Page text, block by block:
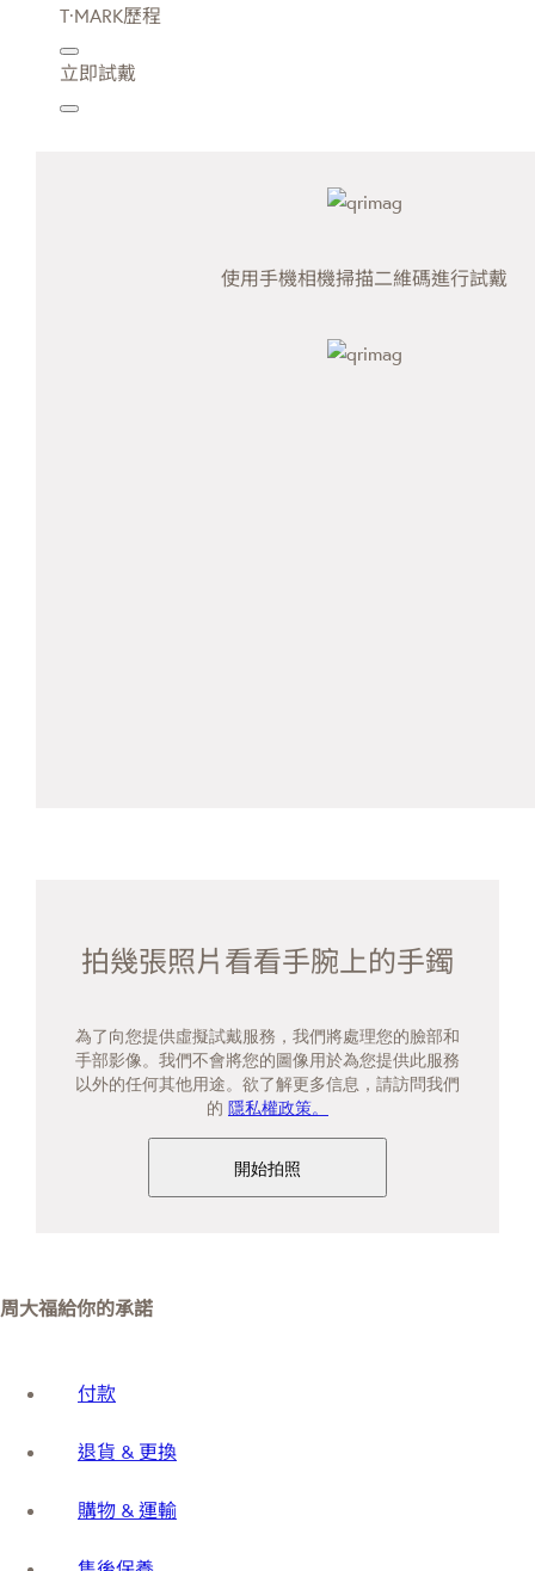
T·MARK歷程
立即試戴
使用手機相機掃描二維碼進行試戴
拍幾張照片看看手腕上的手鐲
為了向您提供虛擬試戴服務，我們將處理您的臉部和
手部影像。我們不會將您的圖像用於為您提供此服務
以外的任何其他用途。欲了解更多信息，請訪問我們
的 隱私權政策。
開始拍照
周大福給你的承諾
付款
退貨 & 更換
購物 & 運輸